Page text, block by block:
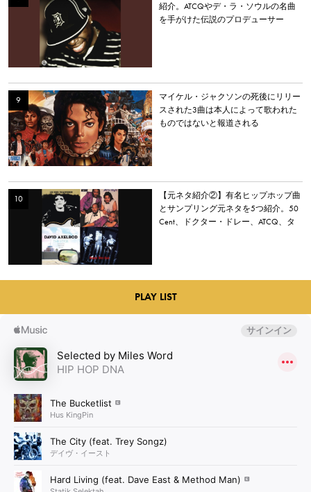
紹介。ATCQやデ・ラ・ソウルの名曲
を手がけた伝説のプロデューサー
マイケル・ジャクソンの死後にリリー
スされた3曲は本人によって歌われた
ものではないと報道される
【元ネタ紹介②】有名ヒップホップ曲
とサンプリング元ネタを5つ紹介。50
Cent、ドクター・ドレー、ATCQ、タ
PLAY LIST